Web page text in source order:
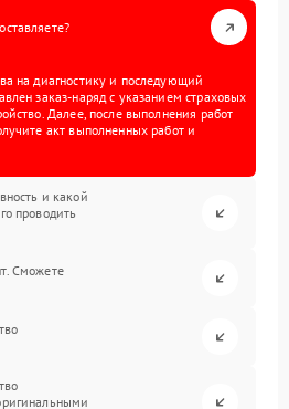
на диагностику и последующий
заказ-наряд с указанием страховых
Далее, после выполнения работ
акт выполненных работ и
и какой
проводить
Сможете